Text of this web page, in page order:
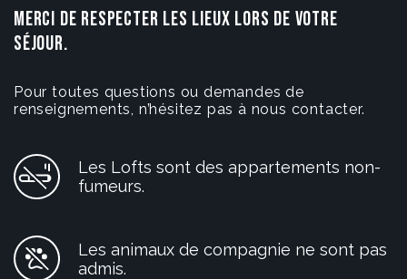
MERCI DE RESPECTER LES LIEUX LORS DE VOTRE
SÉJOUR.
Pour toutes questions ou demandes de
renseignements, n’hésitez pas à nous contacter.
Les Lofts sont des appartements non-
fumeurs.
Les animaux de compagnie ne sont pas
admis.